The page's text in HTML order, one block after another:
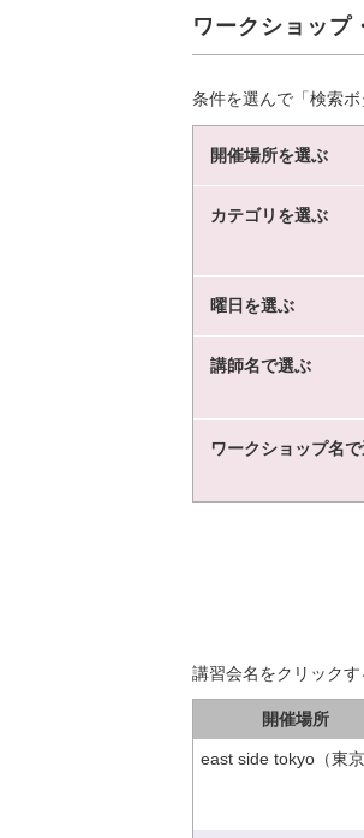
ワークショップ
条件を選んで「検索
開催場所を選ぶ
カテゴリを選ぶ
曜日を選ぶ
講師名で選ぶ
ワークショップ名
講習会名をクリック
開催場所
east side tokyo（東京